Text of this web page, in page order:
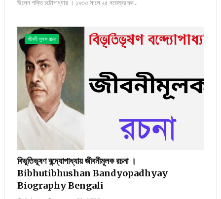
ছিলেন শক্তি চট্টোপাধ্যায় । ১৯৩৩ সালে ২৫ নভেম্বর দক...
জীবনী মূলক রচনা
বিভূতিভূষণ বন্দ্যোপাধ্যায় জীবনীমূলক রচনা ।
Bibhutibhushan Bandyopadhyay
Biography Bengali